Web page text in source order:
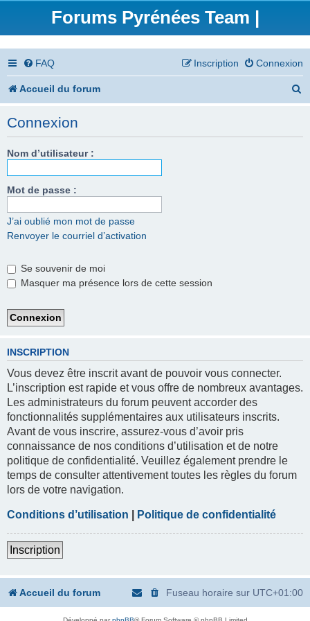
Forums Pyrénées Team |
FAQ Connexion
Inscription
Accueil du forum
Connexion
Nom d’utilisateur :
Mot de passe :
J’ai oublié mon mot de passe
Renvoyer le courriel d’activation
Se souvenir de moi
Masquer ma présence lors de cette session
INSCRIPTION
Vous devez être inscrit avant de pouvoir vous connecter.
L’inscription est rapide et vous offre de nombreux avantages.
Les administrateurs du forum peuvent accorder des
fonctionnalités supplémentaires aux utilisateurs inscrits.
Avant de vous inscrire, assurez-vous d’avoir pris
connaissance de nos conditions d’utilisation et de notre
politique de confidentialité. Veuillez également prendre le
temps de consulter attentivement toutes les règles du forum
lors de votre navigation.
Conditions d’utilisation Politique de confidentialité
Inscription
Accueil du forum Fuseau horaire sur UTC+01:00